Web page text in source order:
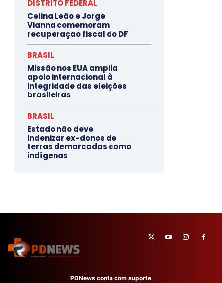
DISTRITO FEDERAL
Celina Leão e Jorge
Vianna comemoram
recuperaçao fiscal do DF
BRASIL
Missão nos EUA amplia
apoio internacional à
integridade das eleições
brasileiras
BRASIL
Estado não deve
indenizar ex-donos de
terras demarcadas como
indígenas
PDNews conta com suporte